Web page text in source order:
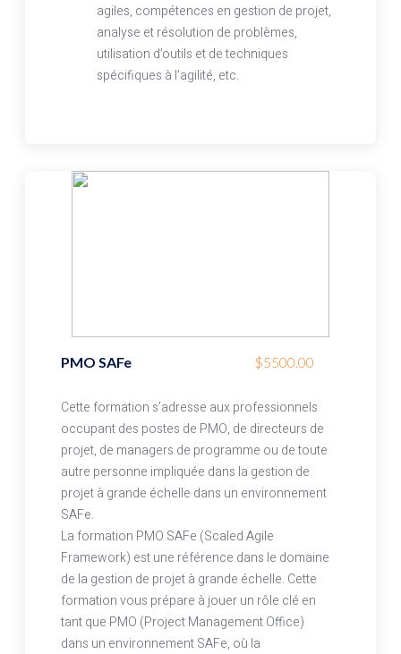
agiles, compétences en gestion de projet,
analyse et résolution de problèmes,
utilisation d’outils et de techniques
spécifiques à l’agilité, etc.
PMO SAFe $5500.00
Cette formation s’adresse aux professionnels
occupant des postes de PMO, de directeurs de
projet, de managers de programme ou de toute
autre personne impliquée dans la gestion de
projet à grande échelle dans un environnement
SAFe.
La formation PMO SAFe (Scaled Agile
Framework) est une référence dans le domaine
de la gestion de projet à grande échelle. Cette
formation vous prépare à jouer un rôle clé en
tant que PMO (Project Management Office)
dans un environnement SAFe, où la